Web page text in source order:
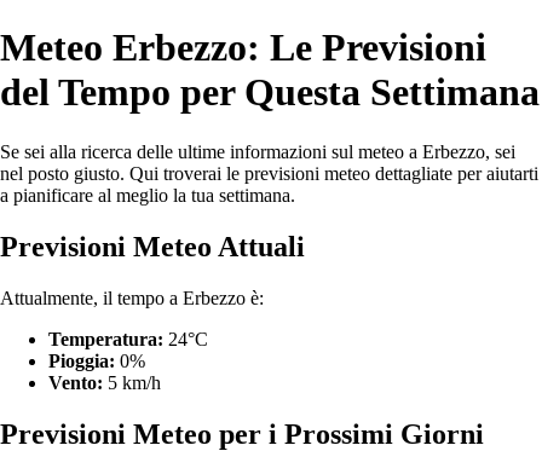
Meteo Erbezzo: Le Previsioni
del Tempo per Questa Settimana
Se sei alla ricerca delle ultime informazioni sul meteo a Erbezzo, sei
nel posto giusto. Qui troverai le previsioni meteo dettagliate per aiutarti
a pianificare al meglio la tua settimana.
Previsioni Meteo Attuali
Attualmente, il tempo a Erbezzo è:
Temperatura: 24°C
Pioggia: 0%
Vento: 5 km/h
Previsioni Meteo per i Prossimi Giorni